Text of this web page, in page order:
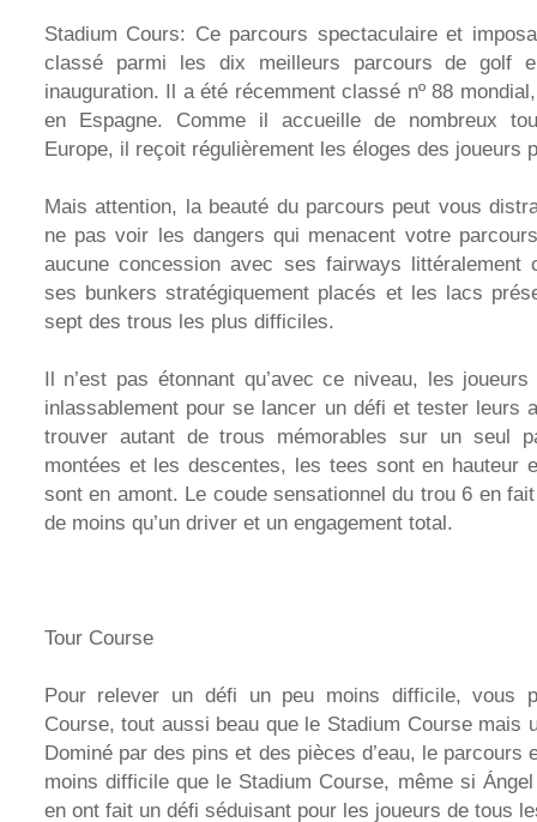
Stadium Cours: Ce parcours spectaculaire et
classé parmi les dix meilleurs parcours de golf
inauguration. Il a été récemment classé nº 88
en Espagne. Comme il accueille de nombreux
Europe, il reçoit régulièrement les éloges des joueurs
Mais attention, la beauté du parcours peut vous
ne pas voir les dangers qui menacent votre
aucune concession avec ses fairways littéralement
ses bunkers stratégiquement placés et les lacs
sept des trous les plus difficiles.
Il n’est pas étonnant qu’avec ce niveau, les
inlassablement pour se lancer un défi et tester leurs
trouver autant de trous mémorables sur un seul
montées et les descentes, les tees sont en hauteur
sont en amont. Le coude sensationnel du trou 6 en
de moins qu’un driver et un engagement total.
Tour Course
Pour relever un défi un peu moins difficile, vous
Course, tout aussi beau que le Stadium Course mais
Dominé par des pins et des pièces d’eau, le parcours
moins difficile que le Stadium Course, même si
en ont fait un défi séduisant pour les joueurs de tous